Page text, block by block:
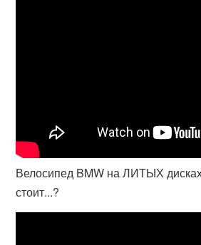
Велосипед BMW на ЛИТЫХ
стоит...?